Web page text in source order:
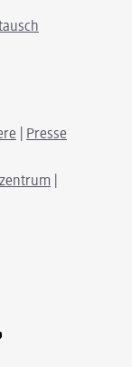
Presse